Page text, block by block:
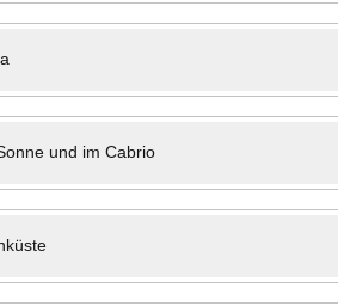
und im Cabrio